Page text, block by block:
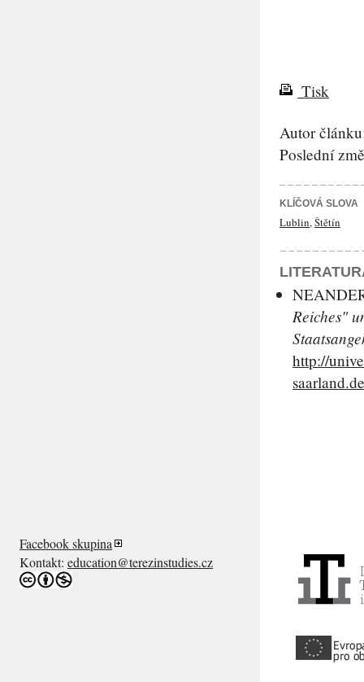
Tisk
Autor
Poslední
KLÍČOVÁ SLOVA
Lublin,Štětín
Reiches"
http://
Facebook skupina
Kontakt: education@terezinstudies.cz